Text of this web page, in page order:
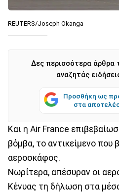
REUTERS/Joseph Okanga
Δες περισσότερα άρθρα
αναζητάς
Προσθήκη ως
στα
Και η Air France
βόμβα, το αντικείμενο που
αεροσκάφος.
Νωρίτερα, απέσυραν οι
Κένυας τη δήλωση στα